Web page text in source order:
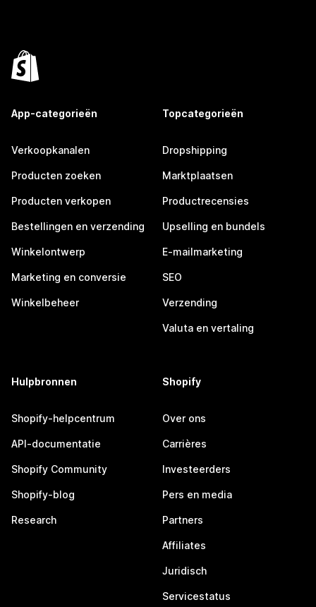
App-categorieën
Verkoopkanalen
Producten zoeken
Producten verkopen
Bestellingen en verzending
Winkelontwerp
Marketing en conversie
Winkelbeheer
Topcategorieën
Dropshipping
Marktplaatsen
Productrecensies
Upselling en bundels
E-mailmarketing
SEO
Verzending
Valuta en vertaling
Hulpbronnen
Shopify-helpcentrum
API-documentatie
Shopify Community
Shopify-blog
Research
Shopify
Over ons
Carrières
Investeerders
Pers en media
Partners
Affiliates
Juridisch
Servicestatus